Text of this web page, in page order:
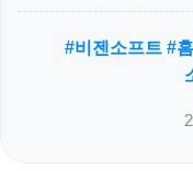
#비젠소프트 #